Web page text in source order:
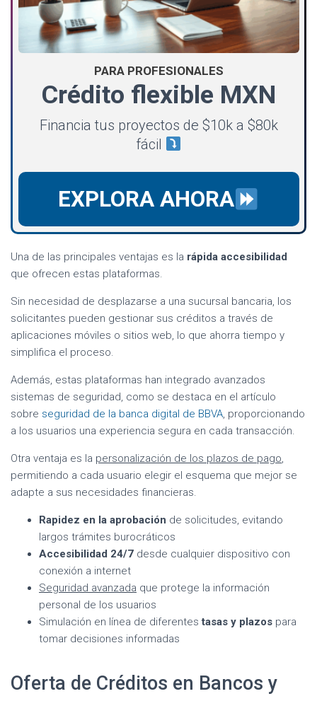
PARA PROFESIONALES
Crédito flexible MXN
Financia tus proyectos de $10k a $80k
fácil
EXPLORA AHORA
Una de las principales ventajas es la rápida accesibilidad
que ofrecen estas plataformas.
Sin necesidad de desplazarse a una sucursal bancaria, los
solicitantes pueden gestionar sus créditos a través de
aplicaciones móviles o sitios web, lo que ahorra tiempo y
simplifica el proceso.
Además, estas plataformas han integrado avanzados
sistemas de seguridad, como se destaca en el artículo
sobre seguridad de la banca digital de BBVA, proporcionando
a los usuarios una experiencia segura en cada transacción.
Otra ventaja es la personalización de los plazos de pago,
permitiendo a cada usuario elegir el esquema que mejor se
adapte a sus necesidades financieras.
Rapidez en la aprobación de solicitudes, evitando
largos trámites burocráticos
Accesibilidad 24/7 desde cualquier dispositivo con
conexión a internet
Seguridad avanzada que protege la información
personal de los usuarios
Simulación en línea de diferentestasas y plazos para
tomar decisiones informadas
Oferta de Créditos en Bancos y